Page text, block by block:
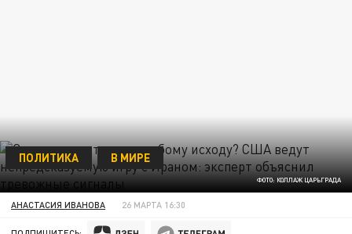
ФОТО: КОЛЛАЖ ЦАРЬГРАДА
ПОЛИТИКА В МИРЕ
АНАСТАСИЯ ИВАНОВА 26 МАРТА 16:30